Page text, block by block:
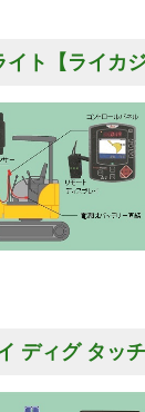
ト【ライカ
ディグ タッ